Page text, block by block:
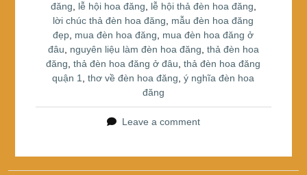
đăng
lễ hội hoa đăng lễ hội thả đèn hoa đăng
lời chúc thả đèn hoa đăng
mẫu đèn hoa đăng
đẹp mua đèn hoa đăng
mua đèn hoa đăng ở
đâu
nguyên liệu làm đèn hoa đăng thả đèn hoa
đăng ,thả đèn hoa đăng ở đâu ,thả đèn hoa đăng
quận 1
,thơ về đèn hoa đăng ,ý nghĩa đèn hoa
đăng
Leave a comment